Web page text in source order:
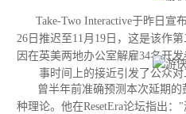
Take-Two Interactive于昨日宣布
26日推迟至11月19日，这是该作
因在英美两地办公室解雇34名开
事时间上的接近引发了公众对
曾半年前准确预测本次延期的
种理论。他在ResetEra论坛指出